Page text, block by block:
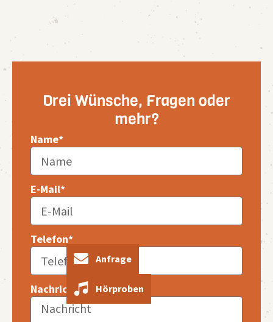
Drei Wünsche, Fragen oder
mehr?
Name*
E-Mail*
Telefon*
Nachricht*
Anfrage
Hörproben